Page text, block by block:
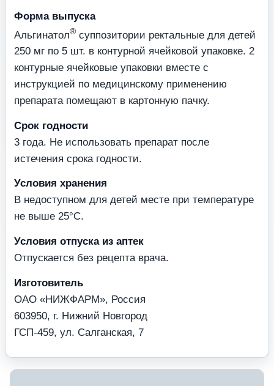
Форма выпуска
Альгинатол® суппозитории ректальные для детей
250 мг по 5 шт. в контурной ячейковой упаковке. 2
контурные ячейковые упаковки вместе с
инструкцией по медицинскому применению
препарата помещают в картонную пачку.
Срок годности
3 года. Не использовать препарат после
истечения срока годности.
Условия хранения
В недоступном для детей месте при температуре
не выше 25°С.
Условия отпуска из аптек
Отпускается без рецепта врача.
Изготовитель
ОАО «НИЖФАРМ», Россия
603950, г. Нижний Новгород
ГСП-459, ул. Салганская, 7